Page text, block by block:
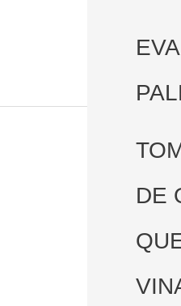
DE